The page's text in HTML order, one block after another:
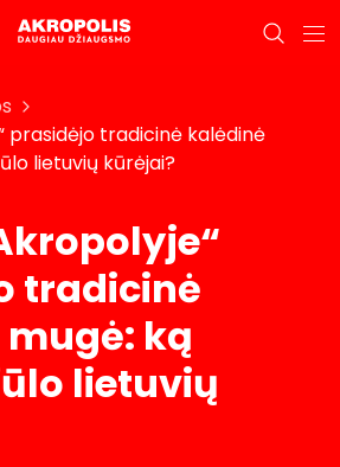
prasidėjo tradicinė kalėdinė
lietuvių kūrėjai?
tradicinė
ką
lietuvių